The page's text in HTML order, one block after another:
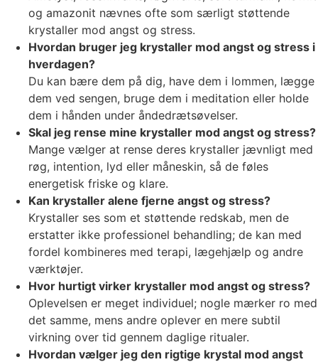
og amazonit nævnes ofte som særligt støttende
krystaller mod angst og stress.
Hvordan bruger jeg krystaller mod angst og stress i
hverdagen?
Du kan bære dem på dig, have dem i lommen, lægge
dem ved sengen, bruge dem i meditation eller holde
dem i hånden under åndedrætsøvelser.
Skal jeg rense mine krystaller mod angst og stress?
Mange vælger at rense deres krystaller jævnligt med
røg, intention, lyd eller måneskin, så de føles
energetisk friske og klare.
Kan krystaller alene fjerne angst og stress?
Krystaller ses som et støttende redskab, men de
erstatter ikke professionel behandling; de kan med
fordel kombineres med terapi, lægehjælp og andre
værktøjer.
Hvor hurtigt virker krystaller mod angst og stress?
Oplevelsen er meget individuel; nogle mærker ro med
det samme, mens andre oplever en mere subtil
virkning over tid gennem daglige ritualer.
Hvordan vælger jeg den rigtige krystal mod angst